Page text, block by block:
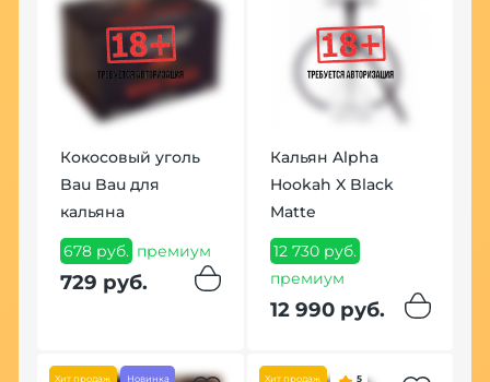
Кокосовый уголь
Bau Bau для
кальяна
678 руб. премиум
729 руб.
Кальян Alpha
Hookah X Black
Matte
12 730 руб.
премиум
12 990 руб.
Хит продаж Новинка Хит продаж 5